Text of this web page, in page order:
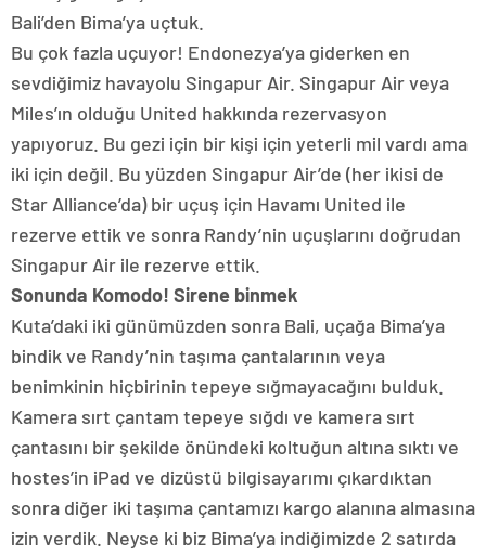
Bali’den Bima’ya uçtuk.
Bu çok fazla uçuyor! Endonezya’ya giderken en
sevdiğimiz havayolu Singapur Air. Singapur Air veya
Miles’ın olduğu United hakkında rezervasyon
yapıyoruz. Bu gezi için bir kişi için yeterli mil vardı ama
iki için değil. Bu yüzden Singapur Air’de (her ikisi de
Star Alliance’da) bir uçuş için Havamı United ile
rezerve ettik ve sonra Randy’nin uçuşlarını doğrudan
Singapur Air ile rezerve ettik.
Sonunda Komodo! Sirene binmek
Kuta’daki iki günümüzden sonra Bali, uçağa Bima’ya
bindik ve Randy’nin taşıma çantalarının veya
benimkinin hiçbirinin tepeye sığmayacağını bulduk.
Kamera sırt çantam tepeye sığdı ve kamera sırt
çantasını bir şekilde önündeki koltuğun altına sıktı ve
hostes’in iPad ve dizüstü bilgisayarımı çıkardıktan
sonra diğer iki taşıma çantamızı kargo alanına almasına
izin verdik. Neyse ki biz Bima’ya indiğimizde 2 satırda